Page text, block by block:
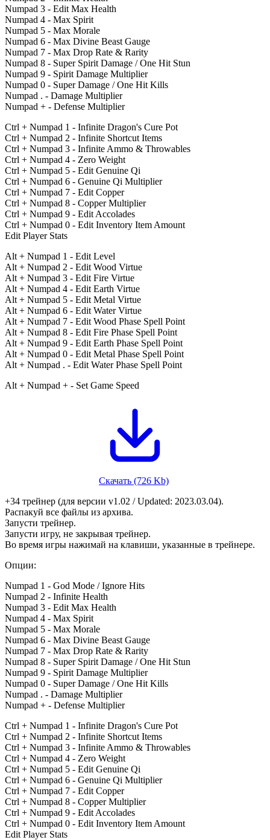
Numpad 3 - Edit Max Health
Numpad 4 - Max Spirit
Numpad 5 - Max Morale
Numpad 6 - Max Divine Beast Gauge
Numpad 7 - Max Drop Rate & Rarity
Numpad 8 - Super Spirit Damage / One Hit Stun
Numpad 9 - Spirit Damage Multiplier
Numpad 0 - Super Damage / One Hit Kills
Numpad . - Damage Multiplier
Numpad + - Defense Multiplier
Ctrl + Numpad 1 - Infinite Dragon's Cure Pot
Ctrl + Numpad 2 - Infinite Shortcut Items
Ctrl + Numpad 3 - Infinite Ammo & Throwables
Ctrl + Numpad 4 - Zero Weight
Ctrl + Numpad 5 - Edit Genuine Qi
Ctrl + Numpad 6 - Genuine Qi Multiplier
Ctrl + Numpad 7 - Edit Copper
Ctrl + Numpad 8 - Copper Multiplier
Ctrl + Numpad 9 - Edit Accolades
Ctrl + Numpad 0 - Edit Inventory Item Amount
Edit Player Stats
Alt + Numpad 1 - Edit Level
Alt + Numpad 2 - Edit Wood Virtue
Alt + Numpad 3 - Edit Fire Virtue
Alt + Numpad 4 - Edit Earth Virtue
Alt + Numpad 5 - Edit Metal Virtue
Alt + Numpad 6 - Edit Water Virtue
Alt + Numpad 7 - Edit Wood Phase Spell Point
Alt + Numpad 8 - Edit Fire Phase Spell Point
Alt + Numpad 9 - Edit Earth Phase Spell Point
Alt + Numpad 0 - Edit Metal Phase Spell Point
Alt + Numpad . - Edit Water Phase Spell Point
Alt + Numpad + - Set Game Speed
Скачать (726 Kb)
+34 трейнер (для версии v1.02 / Updated: 2023.03.04).
Распакуй все файлы из архива.
Запусти трейнер.
Запусти игру, не закрывая трейнер.
Во время игры нажимай на клавиши, указанные в трейнере.
Опции:
Numpad 1 - God Mode / Ignore Hits
Numpad 2 - Infinite Health
Numpad 3 - Edit Max Health
Numpad 4 - Max Spirit
Numpad 5 - Max Morale
Numpad 6 - Max Divine Beast Gauge
Numpad 7 - Max Drop Rate & Rarity
Numpad 8 - Super Spirit Damage / One Hit Stun
Numpad 9 - Spirit Damage Multiplier
Numpad 0 - Super Damage / One Hit Kills
Numpad . - Damage Multiplier
Numpad + - Defense Multiplier
Ctrl + Numpad 1 - Infinite Dragon's Cure Pot
Ctrl + Numpad 2 - Infinite Shortcut Items
Ctrl + Numpad 3 - Infinite Ammo & Throwables
Ctrl + Numpad 4 - Zero Weight
Ctrl + Numpad 5 - Edit Genuine Qi
Ctrl + Numpad 6 - Genuine Qi Multiplier
Ctrl + Numpad 7 - Edit Copper
Ctrl + Numpad 8 - Copper Multiplier
Ctrl + Numpad 9 - Edit Accolades
Ctrl + Numpad 0 - Edit Inventory Item Amount
Edit Player Stats